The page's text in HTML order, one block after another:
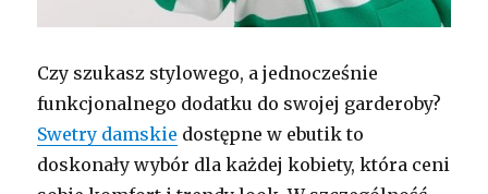
Czy szukasz stylowego, a jednocześnie
funkcjonalnego dodatku do swojej garderoby?
Swetry damskie dostępne w ebutik to
doskonały wybór dla każdej kobiety, która ceni